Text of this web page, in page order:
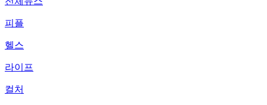
피플
헬스
라이프
컬처